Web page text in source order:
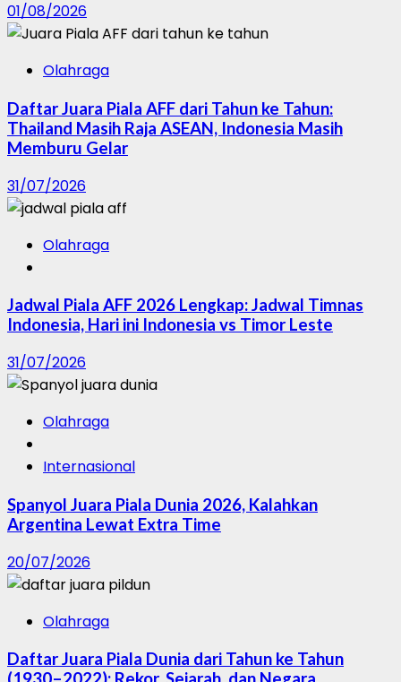
01/08/2026
Olahraga
Daftar Juara Piala AFF dari Tahun ke Tahun:
Thailand Masih Raja ASEAN, Indonesia Masih
Memburu Gelar
31/07/2026
Olahraga
Jadwal Piala AFF 2026 Lengkap: Jadwal Timnas
Indonesia, Hari ini Indonesia vs Timor Leste
31/07/2026
Olahraga
Internasional
Spanyol Juara Piala Dunia 2026, Kalahkan
Argentina Lewat Extra Time
20/07/2026
Olahraga
Daftar Juara Piala Dunia dari Tahun ke Tahun